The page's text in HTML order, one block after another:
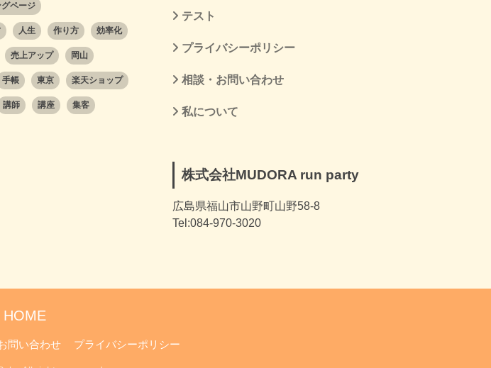
ページ
人生 作り方 効率化
売上アップ 岡山
手帳 東京 楽天ショップ
講師 講座 集客
テスト
プライバシーポリシー
相談・お問い合わせ
私について
株式会社MUDORA run party
広島県福山市山野町山野58-8
Tel:084-970-3020
問い合わせ プライバシーポリシー